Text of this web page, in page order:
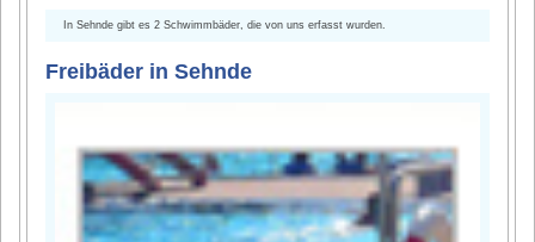
In Sehnde gibt es 2 Schwimmbäder, die von uns erfasst wurden.
Freibäder in Sehnde